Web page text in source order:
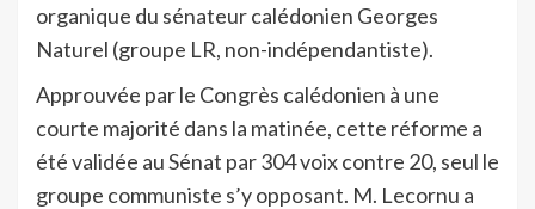
organique du sénateur calédonien Georges
Naturel (groupe LR, non-indépendantiste).
Approuvée par le Congrès calédonien à une
courte majorité dans la matinée, cette réforme a
été validée au Sénat par 304 voix contre 20, seul le
groupe communiste s’y opposant. M. Lecornu a